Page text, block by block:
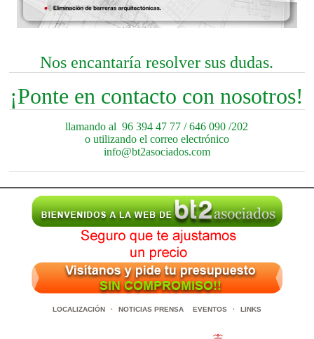
Nos encantaría resolver sus dudas.
¡Ponte en contacto con nosotros!
llamando al 96 394 47 77 / 646 090 /202
o utilizando el correo electrónico
info@bt2asociados.com
LOCALIZACIÓN · NOTICIAS PRENSA EVENTOS · LINKS